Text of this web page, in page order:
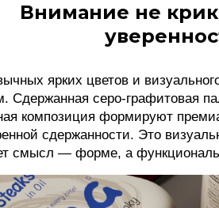
Внимание не
ярких цветов и
Сдержанная серо-графитовая
композиция формируют
сдержанности. Это
смысл — форме, а